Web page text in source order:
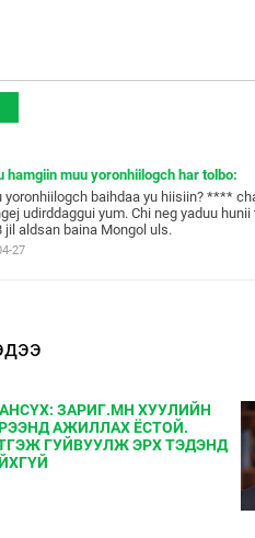
hamgiin muu yoronhiilogch har tolbo:
yoronhiilogch baihdaa yu hiisiin? ****
udirddaggui yum. Chi neg yaduu
jil aldsan baina Mongol uls.
27
ЗАРИГ.МН ХУУЛИЙН
АЖИЛЛАХ ЁСТОЙ.
ГУЙВУУЛЖ ЭРХ ТЭДЭНД